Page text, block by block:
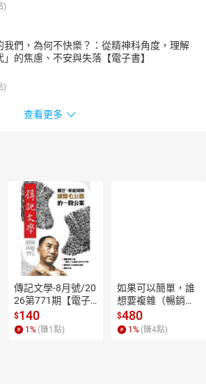
)
我們，為何不快樂？：從精神科角度，理解
」的焦慮、不安與失落【電子書】
)
查看更多
傳記文學-8月號/20
26第771期【電子
書】
$140
1 % (賺1 點)
如果可以簡單，誰
想要複雜（暢銷經
典新編版）【電子
書】
$480
1 % (賺4點)